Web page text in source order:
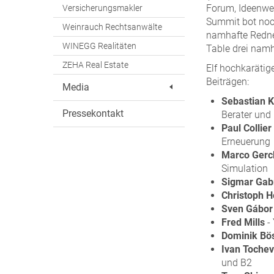
Versicherungsmakler
Weinrauch Rechtsanwälte
WINEGG Realitäten
ZEHA Real Estate
Media
Pressekontakt
Forum,
Summit bot
namhafte
Table drei
Elf
Beiträgen:
Sebastian
Berater
Paul
Erneuerung
Marco
Simulation
Sigmar
Christoph
Sven
Fred Mills -
Dominik
Ivan
und B2